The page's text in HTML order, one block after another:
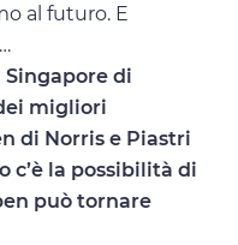
al futuro. E
di
migliori
di Norris e Piastri
c’è la possibilità di
può tornare